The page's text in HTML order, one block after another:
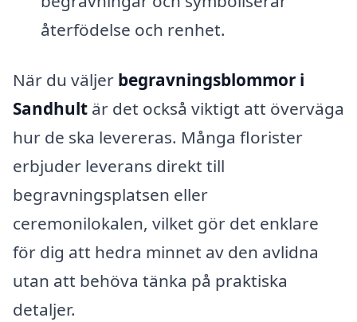
återfödelse och renhet.
När du väljer begravningsblommor i
Sandhult är det också viktigt att överväga
hur de ska levereras. Många florister
erbjuder leverans direkt till
begravningsplatsen eller
ceremonilokalen, vilket gör det enklare
för dig att hedra minnet av den avlidna
utan att behöva tänka på praktiska
detaljer.